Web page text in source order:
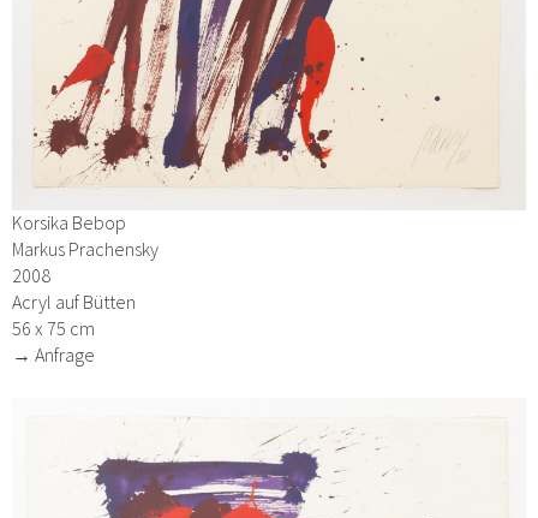
Korsika Bebop
Markus Prachensky
2008
Acryl auf Bütten
56 x 75 cm
→ Anfrage